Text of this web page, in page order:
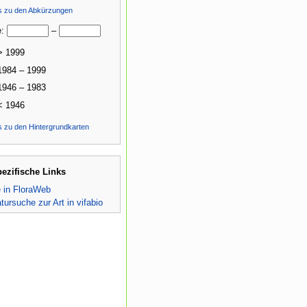
zu den Abkürzungen
–
1999
– 1999
– 1983
1946
zu den Hintergrundkarten
Links
in FloraWeb
zur Art in vifabio